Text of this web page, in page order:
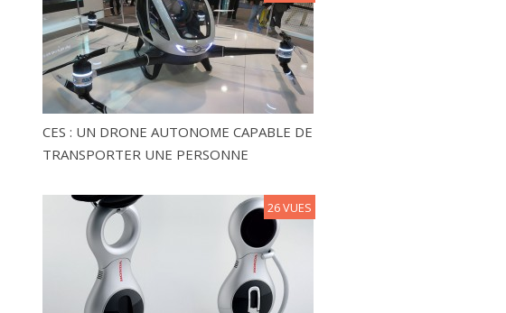
CES : UN DRONE AUTONOME CAPABLE DE
TRANSPORTER UNE PERSONNE
26 VUES